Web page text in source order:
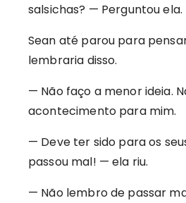
salsichas? — Perguntou ela.
Sean até parou para
lembraria disso.
— Não faço a menor ideia.
acontecimento para mim.
— Deve ter sido para os
passou mal! — ela riu.
— Não lembro de passar